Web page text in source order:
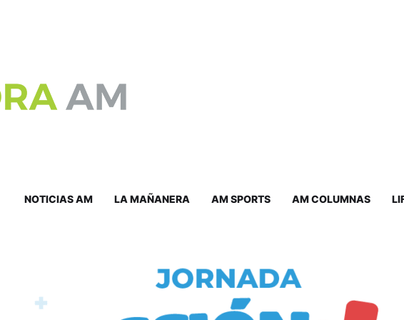
NOTICIAS AM LA MAÑANERA AM SPORTS AM COLUMNAS